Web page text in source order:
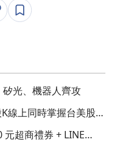
矽光、機器人齊攻
線上同時掌握台美股損
元超商禮券 + LINE